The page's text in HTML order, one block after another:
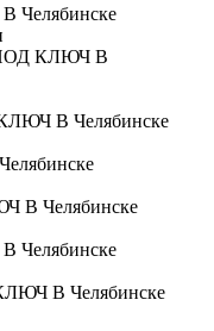
КЛЮЧ В
В Челябинске
В Челябинске
В Челябинске